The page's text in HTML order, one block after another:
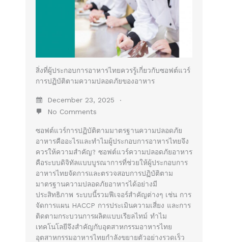
สิ่งที่ผู้ประกอบการอาหารไทยควรรู้เกี่ยวกับซอฟต์แวร์
การปฏิบัติตามความปลอดภัยของอาหาร
December 23, 2025
No Comments
ซอฟต์แวร์การปฏิบัติตามมาตรฐานความปลอดภัย
อาหารคืออะไรและทำไมผู้ประกอบการอาหารไทยจึง
ควรให้ความสำคัญ? ซอฟต์แวร์ความปลอดภัยอาหาร
คือระบบดิจิทัลแบบบูรณาการที่ช่วยให้ผู้ประกอบการ
อาหารไทยจัดการและตรวจสอบการปฏิบัติตาม
มาตรฐานความปลอดภัยอาหารได้อย่างมี
ประสิทธิภาพ ระบบนี้รวมฟีเจอร์สำคัญต่างๆ เช่น การ
จัดการแผน HACCP การประเมินความเสี่ยง และการ
ติดตามกระบวนการผลิตแบบเรียลไทม์ ทำไม
เทคโนโลยีจึงสำคัญกับอุตสาหกรรมอาหารไทย
อุตสาหกรรมอาหารไทยกำลังขยายตัวอย่างรวดเร็ว